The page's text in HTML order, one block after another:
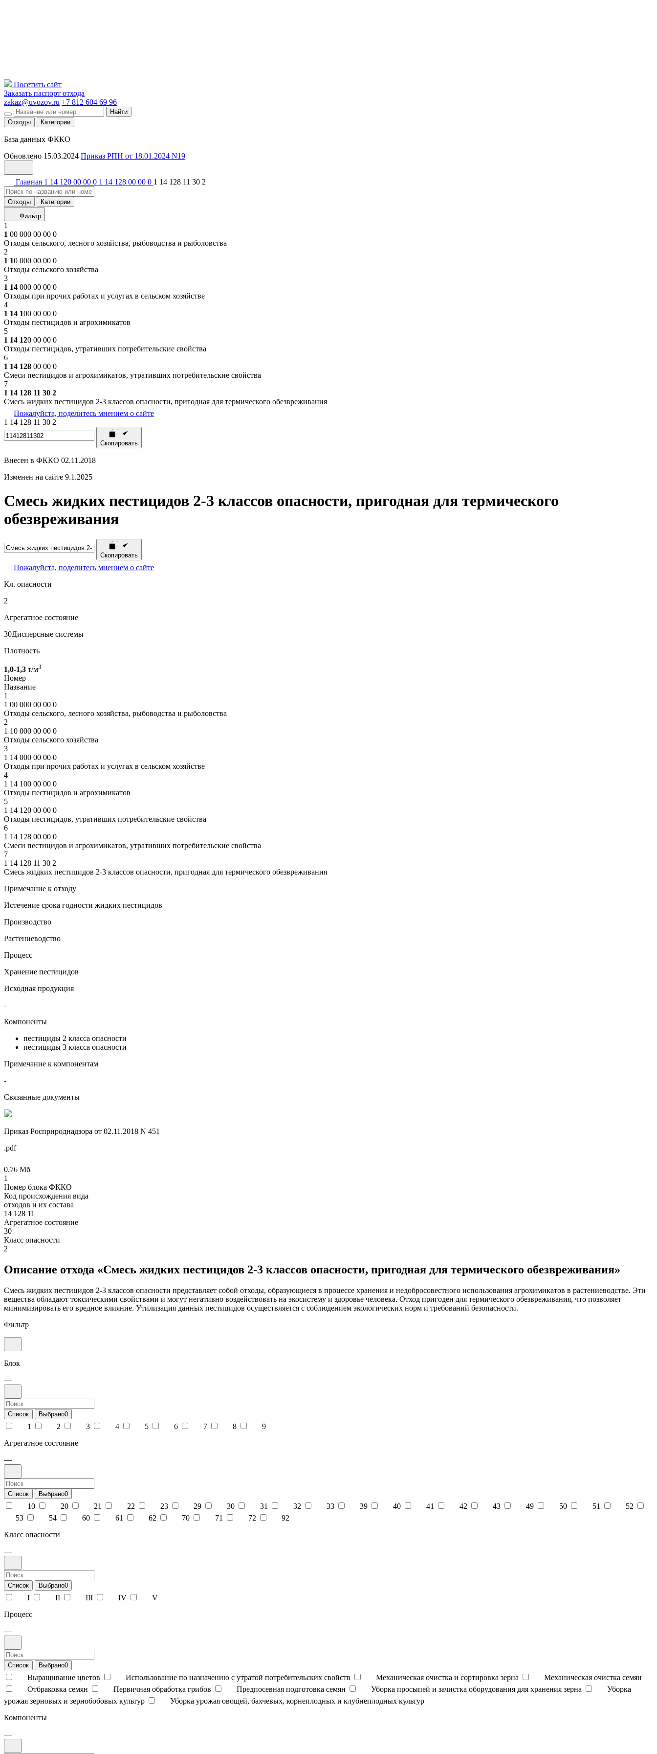
Посетить сайт
Заказать паспорт отхода
zakaz@uvozov.ru +7 812 604 69 96
Найти
Отходы
Категории
База данных ФККО
Обновлено 15.03.2024 Приказ РПН от 18.01.2024 N19
Главная 1 14 120 00 00 0 1 14 128 00 00 0 1 14 128 11 30 2
Отходы
Категории
Фильтр
1
1 00 000 00 00 0
Отходы сельского, лесного хозяйства, рыбоводства и рыболовства
2
1 10 000 00 00 0
Отходы сельского хозяйства
3
1 14 000 00 00 0
Отходы при прочих работах и услугах в сельском хозяйстве
4
1 14 100 00 00 0
Отходы пестицидов и агрохимикатов
5
1 14 120 00 00 0
Отходы пестицидов, утративших потребительские свойства
6
1 14 128 00 00 0
Смеси пестицидов и агрохимикатов, утративших потребительские свойства
7
1 14 128 11 30 2
Смесь жидких пестицидов 2-3 классов опасности, пригодная для термического обезвреживания
Пожалуйста, поделитесь мнением о сайте
1 14 128 11 30 2
Скопировать
Внесен в ФККО 02.11.2018
Изменен на сайте 9.1.2025
Смесь жидких пестицидов 2-3 классов опасности, пригодная для термического
обезвреживания
Скопировать
Пожалуйста, поделитесь мнением о сайте
Кл. опасности
2
Агрегатное состояние
30Дисперсные системы
Плотность
1,0-1,3 т/м3
Номер
Название
1
1 00 000 00 00 0
Отходы сельского, лесного хозяйства, рыбоводства и рыболовства
2
1 10 000 00 00 0
Отходы сельского хозяйства
3
1 14 000 00 00 0
Отходы при прочих работах и услугах в сельском хозяйстве
4
1 14 100 00 00 0
Отходы пестицидов и агрохимикатов
5
1 14 120 00 00 0
Отходы пестицидов, утративших потребительские свойства
6
1 14 128 00 00 0
Смеси пестицидов и агрохимикатов, утративших потребительские свойства
7
1 14 128 11 30 2
Смесь жидких пестицидов 2-3 классов опасности, пригодная для термического обезвреживания
Примечание к отходу
Истечение срока годности жидких пестицидов
Производство
Растениеводство
Процесс
Хранение пестицидов
Исходная продукция
-
Компоненты
пестициды 2 класса опасности
пестициды 3 класса опасности
Примечание к компонентам
-
Связанные документы
Приказ Росприроднадзора от 02.11.2018 N 451
.pdf
0.76 Мб
1
Номер блока ФККО
Код происхождения вида
отходов и их состава
14 128 11
Агрегатное состояние
30
Класс опасности
2
Описание отхода «Смесь жидких пестицидов 2-3 классов опасности, пригодная для термического обезвреживания»
Смесь жидких пестицидов 2-3 классов опасности представляет собой отходы, образующиеся в процессе хранения и недобросовестного использования агрохимикатов в растениеводстве. Эти
вещества обладают токсическими свойствами и могут негативно воздействовать на экосистему и здоровье человека. Отход пригоден для термического обезвреживания, что позволяет
минимизировать его вредное влияние. Утилизация данных пестицидов осуществляется с соблюдением экологических норм и требований безопасности.
Фильтр
Блок
—
Список Выбрано0
1 2 3 4 5 6 7 8
9
Агрегатное состояние
—
Список Выбрано0
10 20 21 22 23 29 30 31 32 33 39 40 41 42 43 49 50 51
52
53
54 60 61 62 70 71 72
92
Класс опасности
—
Список Выбрано0
I II III IV
V
Процесс
—
Список Выбрано0
Выращивание цветов Использование по назначению с утратой потребительских свойств Механическая очистка и сортировка зерна
Механическая очистка семян
Отбраковка семян
Первичная обработка грибов Предпосевная подготовка семян Уборка просыпей и зачистка оборудования для хранения зерна
Уборка
урожая зерновых и зернобобовых культур
Уборка урожая овощей, бахчевых, корнеплодных и клубнеплодных культур
Компоненты
—